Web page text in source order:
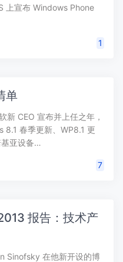
上宣布 Windows Phone
1
单
新 CEO 宣布并上任之年，
8.1 春季更新、WP8.1 更
亚设备…
7
报告：技术产
Sinofsky 在他新开设的博